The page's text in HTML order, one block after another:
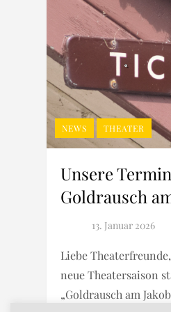
NEWS THEATER
Unsere
Goldrausch
Liebe
neue Theatersaison
„Goldrausch am